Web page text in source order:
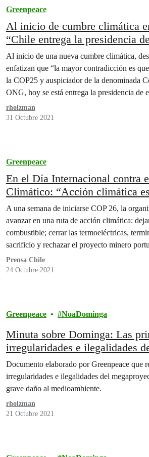
Greenpeace
Al inicio de cumbre climática
“Chile entrega la presidencia
conflicto medioambiental de
marcha”
Al inicio de una nueva cumbre climática,
enfatizan que “la mayor contradicción es
la COP25 y auspiciador de la denominada
ONG, hoy se está entrega la presidencia de
manos sucias.
rholzman
31 Octubre 2021
Greenpeace
En el Día Internacional contra
Climático: “Acción climática
Dominga y proteger los
A una semana de iniciarse COP 26, la
avanzar en una ruta de acción climática:
combustible; cerrar las termoeléctricas,
sacrificio y rechazar el proyecto minero
prioridad para el país.
Prensa Chile
24 Octubre 2021
Greenpeace NoaDominga
Minuta sobre Dominga: Las
irregularidades e ilegalidades
Documento elaborado por Greenpeace que
irregularidades e ilegalidades del
grave daño al medioambiente.
rholzman
21 Octubre 2021